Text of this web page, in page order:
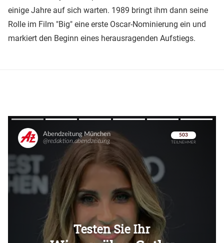
einige Jahre auf sich warten. 1989 bringt ihm dann seine
Rolle im Film "Big" eine erste Oscar-Nominierung ein und
markiert den Beginn eines herausragenden Aufstiegs.
Überspringen